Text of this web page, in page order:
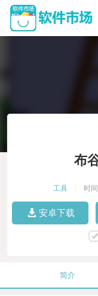
布
工具 时
安卓下载
简介